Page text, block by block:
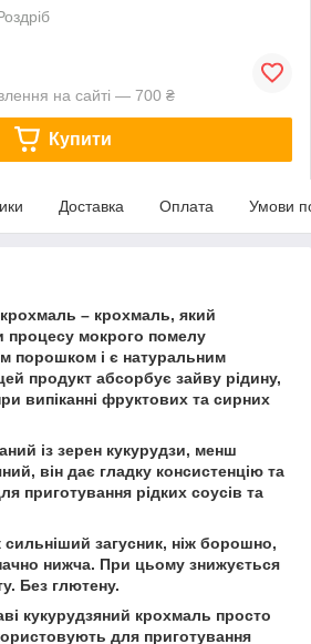
на сайті — 700 ₴
Купити
Доставка Оплата Умови
– крохмаль, який
процесу мокрого помелу
порошком і є натуральним
продукт абсорбує зайву рідину,
випіканні фруктових та сирних
із зерен кукурудзи, менш
він дає гладку консистенцію та
приготування рідких соусів та
сильніший загусник, ніж борошно,
нижча. При цьому знижується
Без глютену.
кукурудзяний крохмаль просто
для приготування